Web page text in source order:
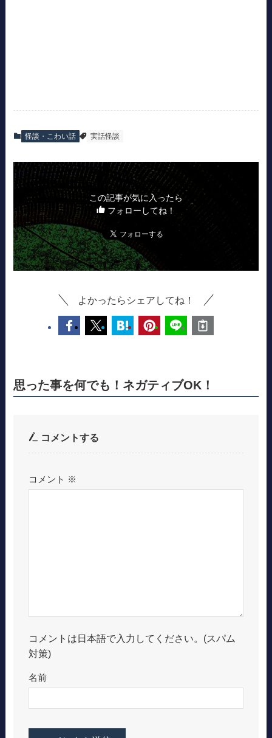
怪談・こわい話 実話怪談
この記事が気に入ったら
フォローしてね！
よかったらシェアしてね！
思った事を何でも！ネガティブOK！
コメントする
コメント ※
コメントは日本語で入力してください。(スパム
対策)
名前